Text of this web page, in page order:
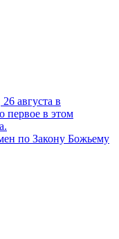
26 августа в
первое в этом
по Закону Божьему